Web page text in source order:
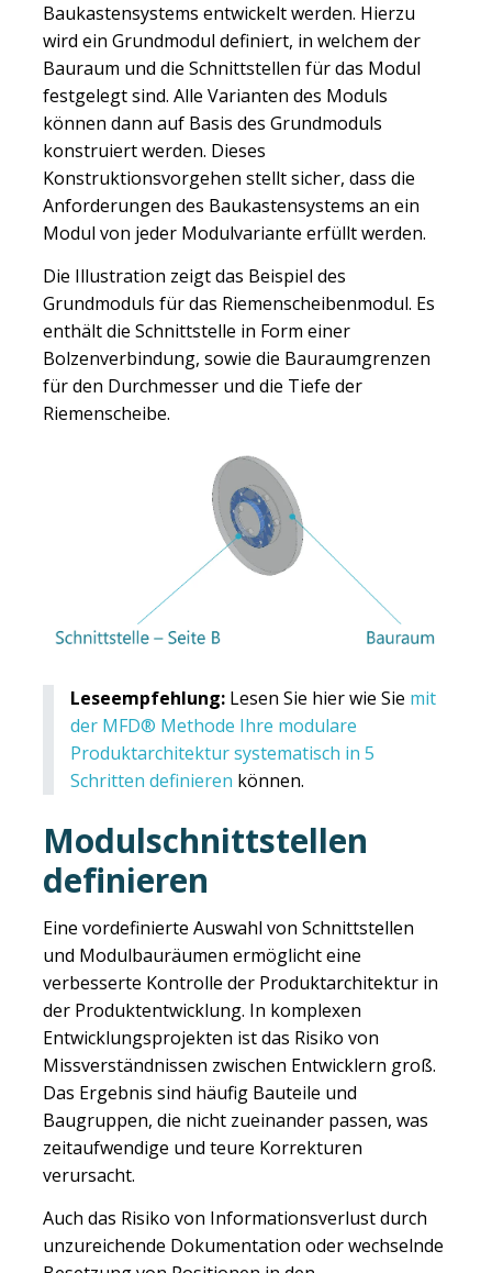
Baukastensystems entwickelt werden. Hierzu
wird ein Grundmodul definiert, in welchem der
Bauraum und die Schnittstellen für das Modul
festgelegt sind. Alle Varianten des Moduls
können dann auf Basis des Grundmoduls
konstruiert werden. Dieses
Konstruktionsvorgehen stellt sicher, dass die
Anforderungen des Baukastensystems an ein
Modul von jeder Modulvariante erfüllt werden.
Die Illustration zeigt das Beispiel des
Grundmoduls für das Riemenscheibenmodul. Es
enthält die Schnittstelle in Form einer
Bolzenverbindung, sowie die Bauraumgrenzen
für den Durchmesser und die Tiefe der
Riemenscheibe.
Leseempfehlung: Lesen Sie hier wie Sie mit
der MFD® Methode Ihre modulare
Produktarchitektur systematisch in 5
Schritten definieren können.
Modulschnittstellen
definieren
Eine vordefinierte Auswahl von Schnittstellen
und Modulbauräumen ermöglicht eine
verbesserte Kontrolle der Produktarchitektur in
der Produktentwicklung. In komplexen
Entwicklungsprojekten ist das Risiko von
Missverständnissen zwischen Entwicklern groß.
Das Ergebnis sind häufig Bauteile und
Baugruppen, die nicht zueinander passen, was
zeitaufwendige und teure Korrekturen
verursacht.
Auch das Risiko von Informationsverlust durch
unzureichende Dokumentation oder wechselnde